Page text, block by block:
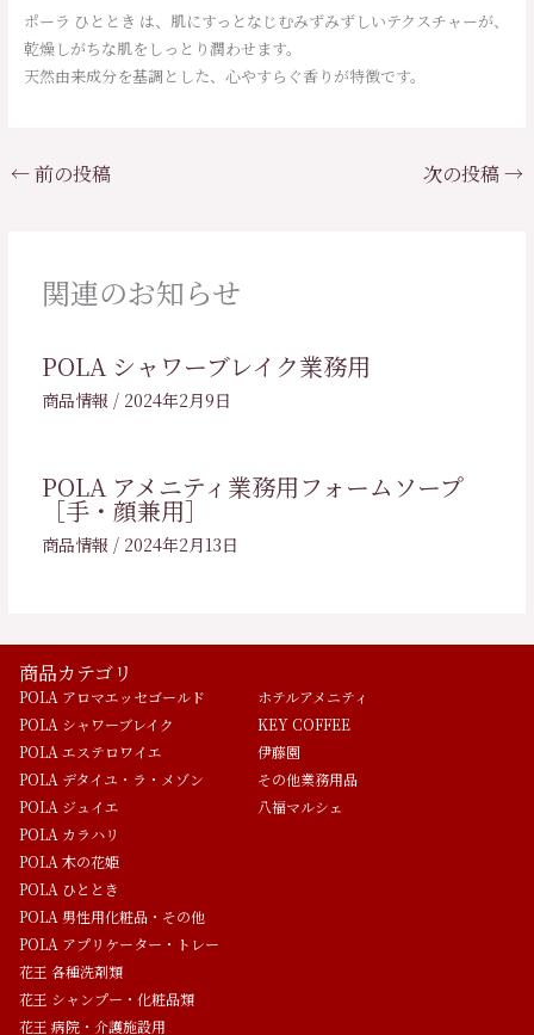
ポーラ ひととき は、肌にすっとなじむみずみずしいテクスチャーが、
乾燥しがちな肌をしっとり潤わせます。
天然由来成分を基調とした、心やすらぐ香りが特徴です。
←前の投稿 次の投稿→
関連のお知らせ
POLA シャワーブレイク業務用
商品情報 / 2024年2月9日
POLA アメニティ業務用フォームソープ
［手・顔兼用］
商品情報 / 2024年2月13日
商品カテゴリ
POLA アロマエッセゴールド
POLA シャワーブレイク
POLA エステロワイエ
POLA デタイユ・ラ・メゾン
POLA ジュイエ
POLA カラハリ
POLA 木の花姫
POLA ひととき
POLA 男性用化粧品・その他
POLA アプリケーター・トレー
花王 各種洗剤類
花王 シャンプー・化粧品類
花王 病院・介護施設用
ホテルアメニティ
KEY COFFEE
伊藤園
その他業務用品
八福マルシェ